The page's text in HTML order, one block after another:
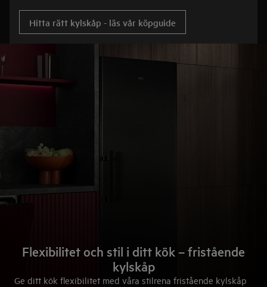
Hitta rätt kylskåp - läs vår köpguide
Flexibilitet och stil i ditt kök – fristående
kylskåp
Ge ditt kök flexibilitet med våra stilrena fristående kylskåp